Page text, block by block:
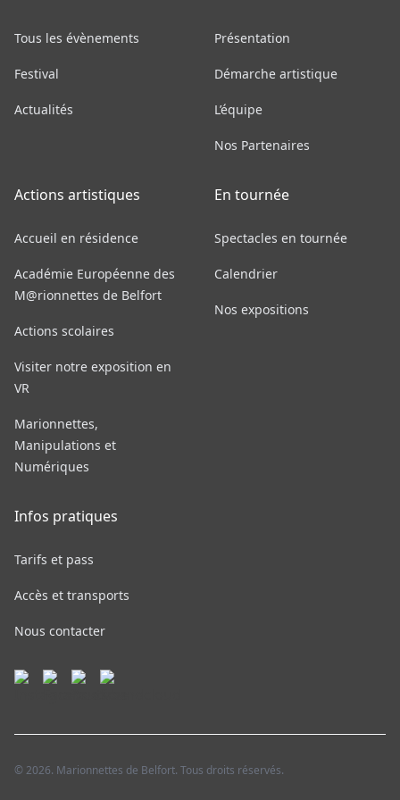
Tous les évènements
Festival
Actualités
Présentation
Démarche artistique
L’équipe
Nos Partenaires
Actions artistiques
Accueil en résidence
Académie Européenne des
M@rionnettes de Belfort
Actions scolaires
Visiter notre exposition en
VR
Marionnettes,
Manipulations et
Numériques
En tournée
Spectacles en tournée
Calendrier
Nos expositions
Infos pratiques
Tarifs et pass
Accès et transports
Nous contacter
© 2026. Marionnettes de Belfort. Tous droits réservés.